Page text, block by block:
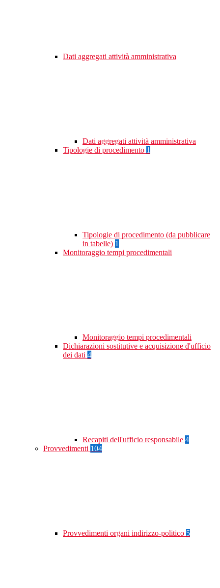
Dati aggregati attività amministrativa
Dati aggregati attività amministrativa
Tipologie di procedimento 1
Tipologie di procedimento (da pubblicare
in tabelle) 1
Monitoraggio tempi procedimentali
Monitoraggio tempi procedimentali
Dichiarazioni sostitutive e acquisizione d'ufficio
dei dati 4
Recapiti dell'ufficio responsabile 4
Provvedimenti 104
Provvedimenti organi indirizzo-politico 5